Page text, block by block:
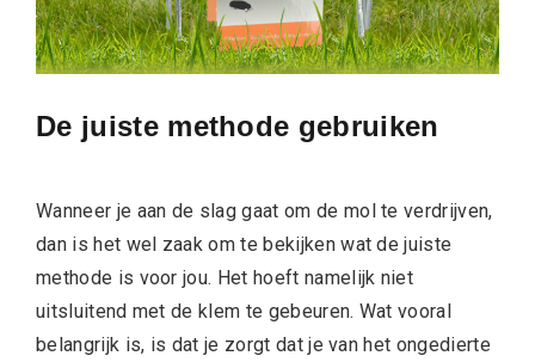
De juiste methode gebruiken
Wanneer je aan de slag gaat om de mol te verdrijven,
dan is het wel zaak om te bekijken wat de juiste
methode is voor jou. Het hoeft namelijk niet
uitsluitend met de klem te gebeuren. Wat vooral
belangrijk is, is dat je zorgt dat je van het ongedierte